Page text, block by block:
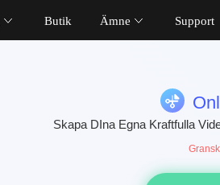
Butik Ämne Support
Skapa DIna Egna Kraftfulla